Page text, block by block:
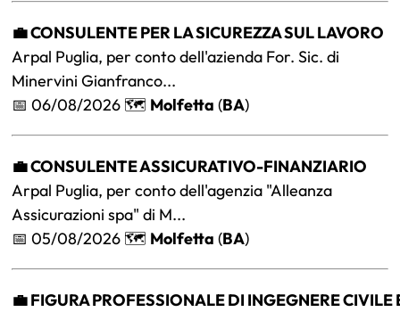
💼 CONSULENTE PER LA SICUREZZA SUL LAVORO
Arpal Puglia, per conto dell'azienda For. Sic. di
Minervini Gianfranco...
📅 06/08/2026 🗺️ Molfetta (BA)
💼 CONSULENTE ASSICURATIVO-FINANZIARIO
Arpal Puglia, per conto dell'agenzia "Alleanza
Assicurazioni spa" di M...
📅 05/08/2026 🗺️ Molfetta (BA)
💼 FIGURA PROFESSIONALE DI INGEGNERE